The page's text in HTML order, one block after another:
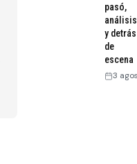
pasó,
análisis
y detrás
de
escena
3